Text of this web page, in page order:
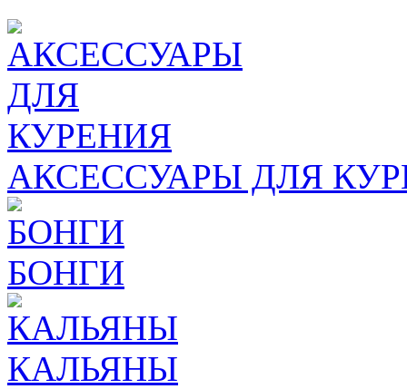
АКСЕССУАРЫ ДЛЯ
БОНГИ
КАЛЬЯНЫ